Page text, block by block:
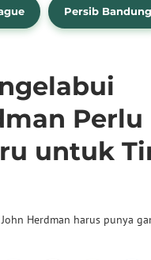
Persib Bandung
Perlu
untuk
Herdman harus punya